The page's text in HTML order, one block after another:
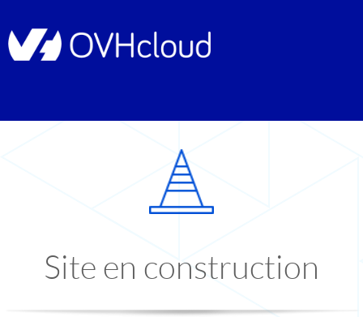
Site en construction